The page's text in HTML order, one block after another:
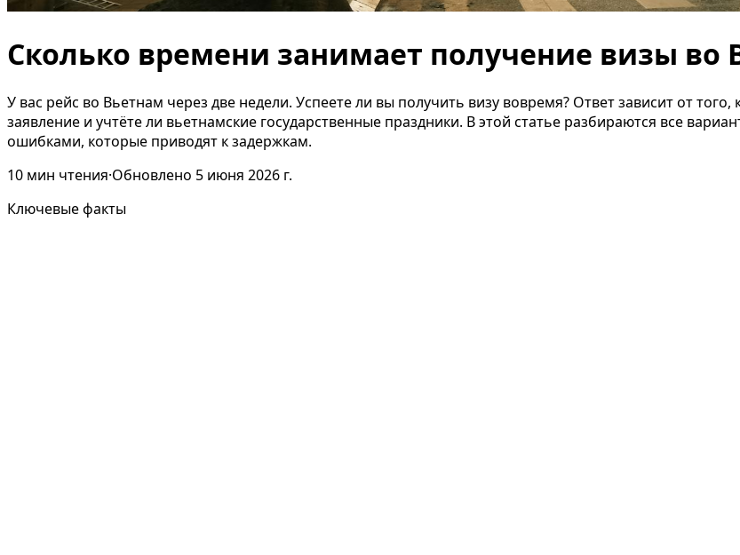
Сколько времени занимает получение визы во
У вас рейс во Вьетнам через две недели. Успеете ли вы получить визу вовремя? Ответ зависит от
заявление и учтёте ли вьетнамские государственные праздники. В этой статье разбираются все
ошибками, которые приводят к задержкам.
10 мин чтения·Обновлено 5 июня 2026 г.
Ключевые факты